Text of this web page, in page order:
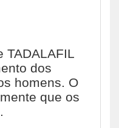
TADALAFIL
dos
homens. O
que os